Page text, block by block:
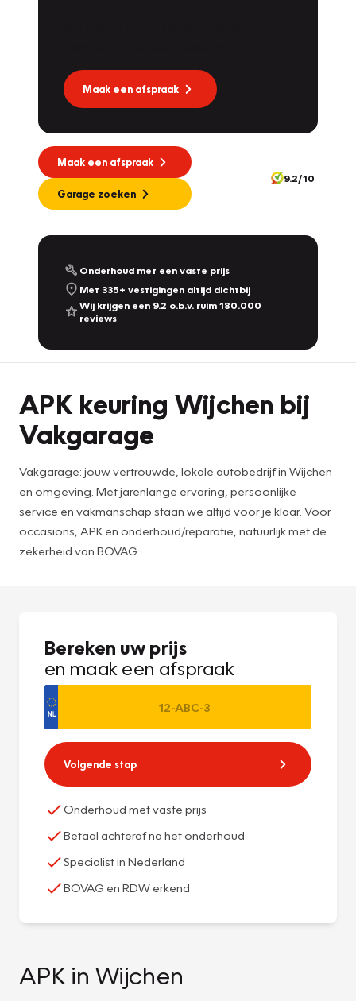
Maak een afspraak
Maak een afspraak
Garage zoeken
9.2/10
Onderhoud met een vaste prijs
Met 335+ vestigingen altijd dichtbij
Wij krijgen een 9.2 o.b.v. ruim 180.000
reviews
APK keuring Wijchen bij
Vakgarage
Vakgarage: jouw vertrouwde, lokale autobedrijf in Wijchen
en omgeving. Met jarenlange ervaring, persoonlijke
service en vakmanschap staan we altijd voor je klaar. Voor
occasions, APK en onderhoud/reparatie, natuurlijk met de
zekerheid van BOVAG.
Bereken uw prijs
en maak een afspraak
Volgende stap
Onderhoud met vaste prijs
Betaal achteraf na het onderhoud
Specialist in Nederland
BOVAG en RDW erkend
APK in Wijchen